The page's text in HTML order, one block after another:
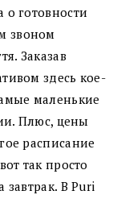
о готовности
звоном
Заказав
здесь кое-
маленькие
Плюс, цены
расписание
так просто
завтрак. В Puri